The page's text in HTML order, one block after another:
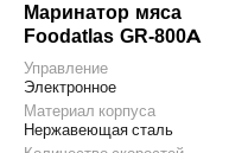
Маринатор мяса
Foodatlas GR-800A
Управление
Электронное
Материал корпуса
Нержавеющая сталь